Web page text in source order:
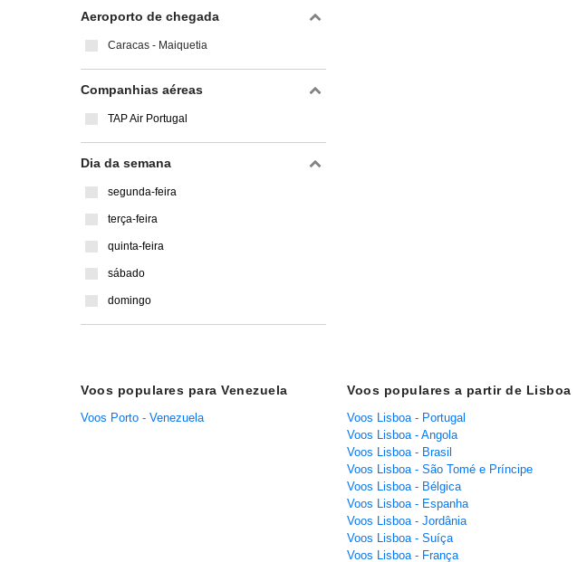
Aeroporto de chegada
Caracas - Maiquetia
Companhias aéreas
TAP Air Portugal
Dia da semana
segunda-feira
terça-feira
quinta-feira
sábado
domingo
Voos populares para Venezuela
Voos Porto - Venezuela
Voos populares a partir de Lisboa
Voos Lisboa - Portugal
Voos Lisboa - Angola
Voos Lisboa - Brasil
Voos Lisboa - São Tomé e Príncipe
Voos Lisboa - Bélgica
Voos Lisboa - Espanha
Voos Lisboa - Jordânia
Voos Lisboa - Suíça
Voos Lisboa - França